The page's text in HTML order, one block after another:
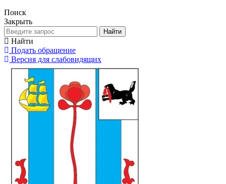
Поиск
Закрыть
Найти
Найти
Подать обращение
Версия для слабовидящих